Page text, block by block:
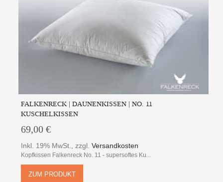
FALKENRECK | DAUNENKISSEN | NO. 11
KUSCHELKISSEN
69,00 €
Inkl. 19% MwSt. ,zzgl.Versandkosten
Kopfkissen Falkenreck No. 11 - supersoftes Ku...
ZUM PRODUKT